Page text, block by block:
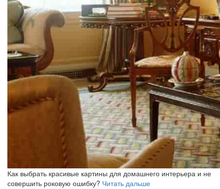
Как выбрать красивые картины для домашнего интерьера и не
совершить роковую ошибку? Читать дальше